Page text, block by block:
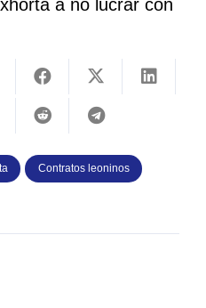
a no lucrar con
Contratos leoninos